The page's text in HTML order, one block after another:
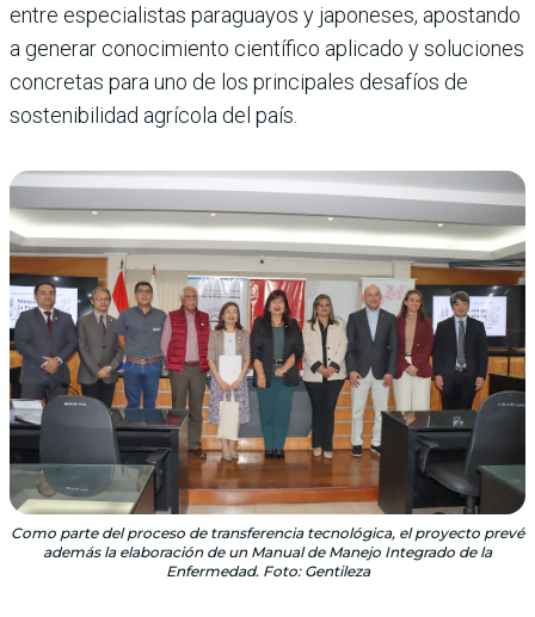
entre especialistas paraguayos y japoneses, apostando
a generar conocimiento científico aplicado y soluciones
concretas para uno de los principales desafíos de
sostenibilidad agrícola del país.
Como parte del proceso de transferencia tecnológica, el proyecto prevé
además la elaboración de un Manual de Manejo Integrado de la
Enfermedad. Foto: Gentileza